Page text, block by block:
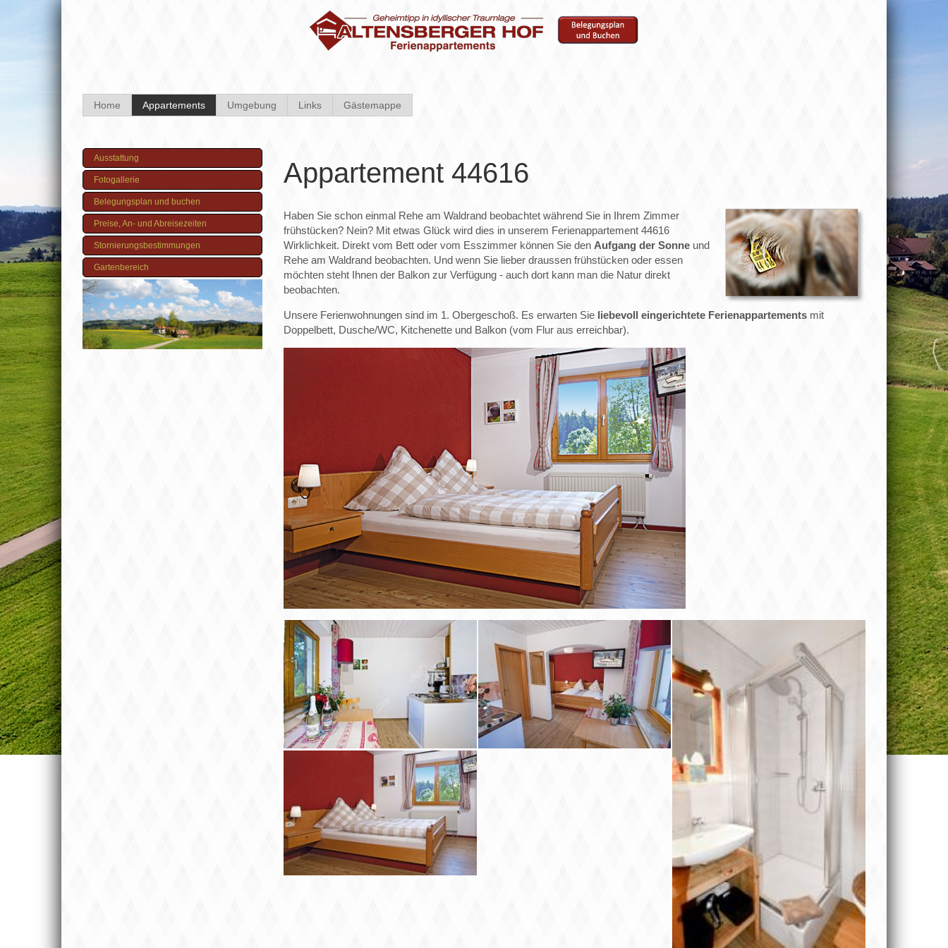
Home Appartements Umgebung Links Gästemappe
Ausstattung
Fotogallerie
Belegungsplan und buchen
Preise, An- und Abreisezeiten
Stornierungsbestimmungen
Gartenbereich
Appartement 44616
Haben Sie schon einmal Rehe am Waldrand beobachtet während Sie in Ihrem Zimmer
frühstücken? Nein? Mit etwas Glück wird dies in unserem Ferienappartement 44616
Wirklichkeit. Direkt vom Bett oder vom Esszimmer können Sie den Aufgang der Sonne und
Rehe am Waldrand beobachten. Und wenn Sie lieber draussen frühstücken oder essen
möchten steht Ihnen der Balkon zur Verfügung - auch dort kann man die Natur direkt
beobachten.
Unsere Ferienwohnungen sind im 1. Obergeschoß. Es erwarten Sie liebevoll eingerichtete Ferienappartements mit
Doppelbett, Dusche/WC, Kitchenette und Balkon (vom Flur aus erreichbar).